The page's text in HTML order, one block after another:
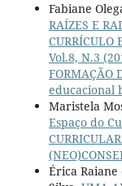
Fabiane
RAÍZES E
CURRÍCULO
Vol.8, N.3
FORMAÇÃO
educacional
Maristela
Espaço do
Érica